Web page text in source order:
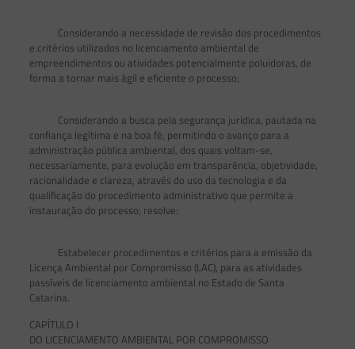
Considerando a necessidade de revisão dos procedimentos
e critérios utilizados no licenciamento ambiental de
empreendimentos ou atividades potencialmente poluidoras, de
forma a tornar mais ágil e eficiente o processo;
Considerando a busca pela segurança jurídica, pautada na
confiança legítima e na boa fé, permitindo o avanço para a
administração pública ambiental, dos quais voltam-se,
necessariamente, para evolução em transparência, objetividade,
racionalidade e clareza, através do uso da tecnologia e da
qualificação do procedimento administrativo que permite a
instauração do processo; resolve:
Estabelecer procedimentos e critérios para a emissão da
Licença Ambiental por Compromisso (LAC), para as atividades
passíveis de licenciamento ambiental no Estado de Santa
Catarina.
CAPÍTULO I
DO LICENCIAMENTO AMBIENTAL POR COMPROMISSO